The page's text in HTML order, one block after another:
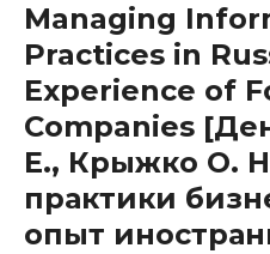
Managing
Practices in
Experience of
Companies
Е., Крыжко О.
практики
опыт